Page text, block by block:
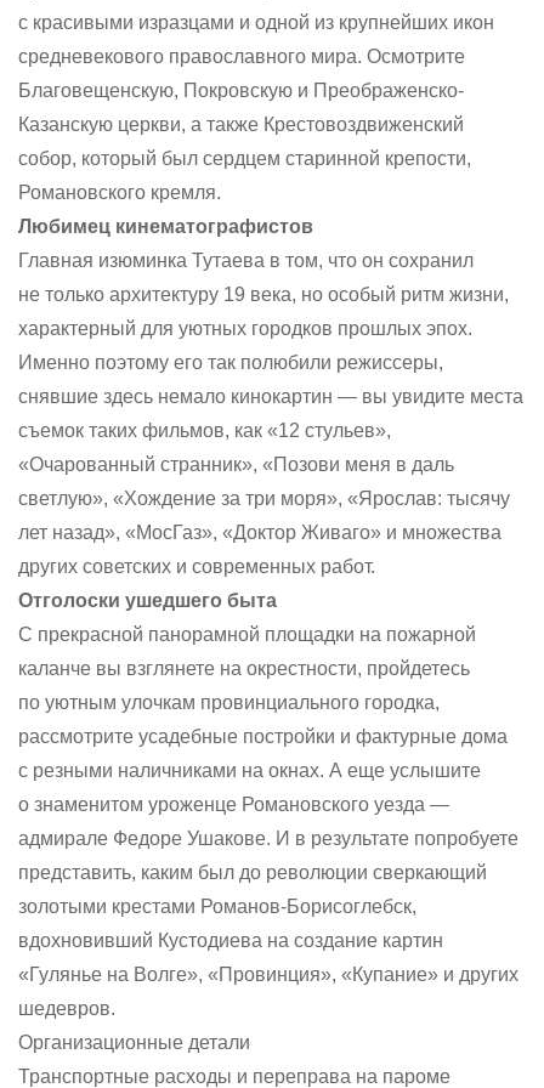
с красивыми изразцами и одной из крупнейших икон
средневекового православного мира. Осмотрите
Благовещенскую, Покровскую и Преображенско-
Казанскую церкви, а также Крестовоздвиженский
собор, который был сердцем старинной крепости,
Романовского кремля.
Любимец кинематографистов
Главная изюминка Тутаева в том, что он сохранил
не только архитектуру 19 века, но особый ритм жизни,
характерный для уютных городков прошлых эпох.
Именно поэтому его так полюбили режиссеры,
снявшие здесь немало кинокартин — вы увидите места
съемок таких фильмов, как «12 стульев»,
«Очарованный странник», «Позови меня в даль
светлую», «Хождение за три моря», «Ярослав: тысячу
лет назад», «МосГаз», «Доктор Живаго» и множества
других советских и современных работ.
Отголоски ушедшего быта
С прекрасной панорамной площадки на пожарной
каланче вы взглянете на окрестности, пройдетесь
по уютным улочкам провинциального городка,
рассмотрите усадебные постройки и фактурные дома
с резными наличниками на окнах. А еще услышите
о знаменитом уроженце Романовского уезда —
адмирале Федоре Ушакове. И в результате попробуете
представить, каким был до революции сверкающий
золотыми крестами Романов-Борисоглебск,
вдохновивший Кустодиева на создание картин
«Гулянье на Волге», «Провинция», «Купание» и других
шедевров.
Организационные детали
Транспортные расходы и переправа на пароме